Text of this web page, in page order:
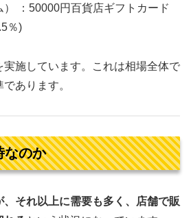
：50000円百貨店ギフトカード
％)
実施しています。これは相場全体で
あります。
なのか
、それ以上に需要も多く、店舗で販